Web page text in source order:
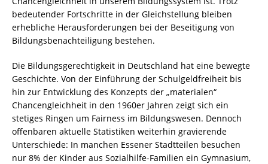
bedeutender Fortschritte in der Gleichstellung bleiben
erhebliche Herausforderungen bei der Beseitigung von
Bildungsbenachteiligung bestehen.
Die Bildungsgerechtigkeit in Deutschland hat eine bewegte
Geschichte. Von der Einführung der Schulgeldfreiheit bis
hin zur Entwicklung des Konzepts der „materialen“
Chancengleichheit in den 1960er Jahren zeigt sich ein
stetiges Ringen um Fairness im Bildungswesen. Dennoch
offenbaren aktuelle Statistiken weiterhin gravierende
Unterschiede: In manchen Essener Stadtteilen besuchen
nur 8% der Kinder aus Sozialhilfe-Familien ein Gymnasium,